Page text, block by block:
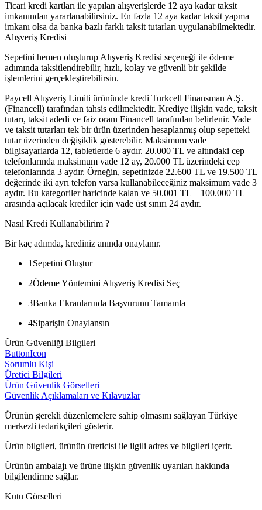
Ticari kredi kartları ile yapılan alışverişlerde 12 aya kadar taksit
imkanından yararlanabilirsiniz. En fazla 12 aya kadar taksit yapma
imkanı olsa da banka bazlı farklı taksit tutarları uygulanabilmektedir.
Alışveriş Kredisi
Sepetini hemen oluşturup Alışveriş Kredisi seçeneği ile ödeme
adımında taksitlendirebilir, hızlı, kolay ve güvenli bir şekilde
işlemlerini gerçekleştirebilirsin.
Paycell Alışveriş Limiti ürününde kredi Turkcell Finansman A.Ş.
(Financell) tarafından tahsis edilmektedir. Krediye ilişkin vade, taksit
tutarı, taksit adedi ve faiz oranı Financell tarafından belirlenir. Vade
ve taksit tutarları tek bir ürün üzerinden hesaplanmış olup sepetteki
tutar üzerinden değişiklik gösterebilir. Maksimum vade
bilgisayarlarda 12, tabletlerde 6 aydır. 20.000 TL ve altındaki cep
telefonlarında maksimum vade 12 ay, 20.000 TL üzerindeki cep
telefonlarında 3 aydır. Örneğin, sepetinizde 22.600 TL ve 19.500 TL
değerinde iki ayrı telefon varsa kullanabileceğiniz maksimum vade 3
aydır. Bu kategoriler haricinde kalan ve 50.001 TL – 100.000 TL
arasında açılacak krediler için vade üst sınırı 24 aydır.
Nasıl Kredi Kullanabilirim ?
Bir kaç adımda, krediniz anında onaylanır.
1 Sepetini Oluştur
2Ödeme Yöntemini Alışveriş Kredisi Seç
3Banka Ekranlarında Başvurunu Tamamla
4Siparişin Onaylansın
Ürün Güvenliği Bilgileri
ButtonIcon
Sorumlu Kişi
Üretici Bilgileri
Ürün Güvenlik Görselleri
Güvenlik Açıklamaları ve Kılavuzlar
Ürünün gerekli düzenlemelere sahip olmasını sağlayan Türkiye
merkezli tedarikçileri gösterir.
Ürün bilgileri, ürünün üreticisi ile ilgili adres ve bilgileri içerir.
Ürünün ambalajı ve ürüne ilişkin güvenlik uyarıları hakkında
bilgilendirme sağlar.
Kutu Görselleri